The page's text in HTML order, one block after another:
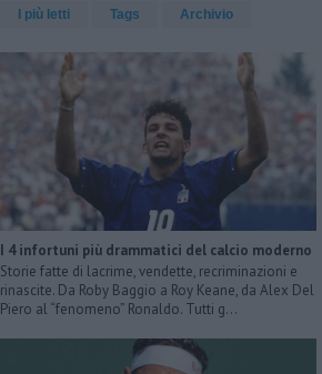
I più letti Tags Archivio
I 4 infortuni più drammatici del calcio moderno
Storie fatte di lacrime, vendette, recriminazioni e
rinascite. Da Roby Baggio a Roy Keane, da Alex Del
Piero al “fenomeno” Ronaldo. Tutti g...